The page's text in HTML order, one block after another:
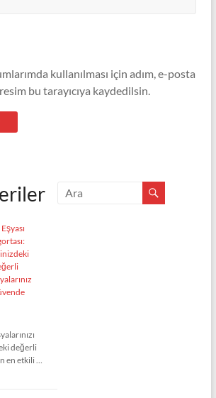
kullanılması için adım, e-posta
bu tarayıcıya kaydedilsin.
değerli
en etkili …